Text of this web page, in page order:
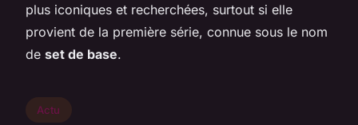
plus iconiques et recherchées, surtout si elle
provient de la première série, connue sous le nom
de set de base.
Actu